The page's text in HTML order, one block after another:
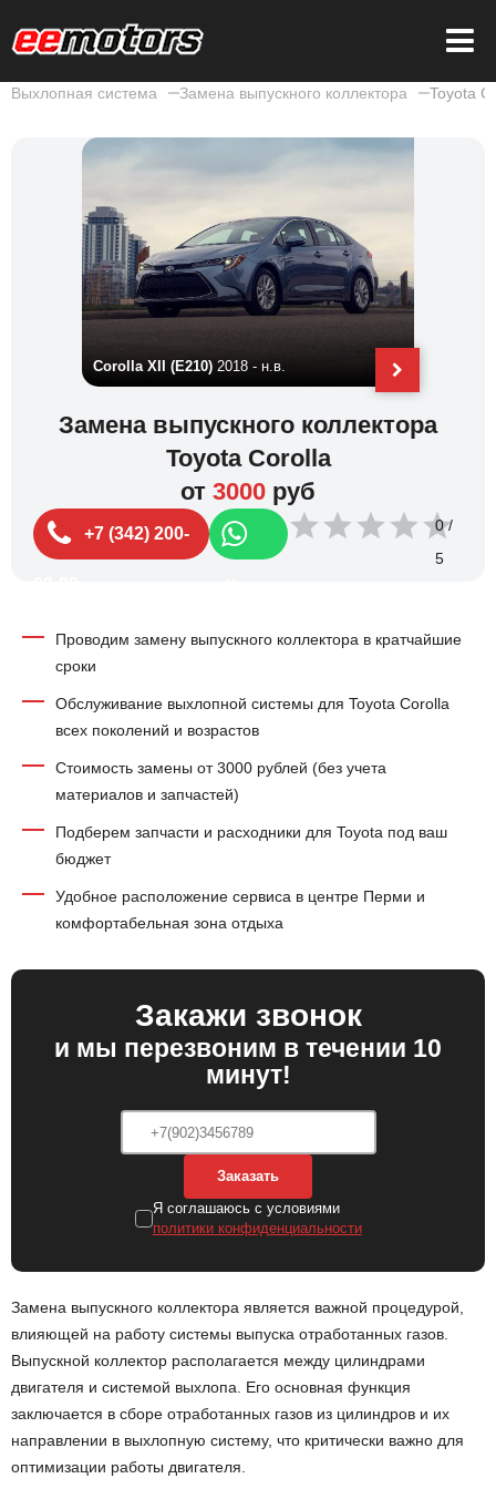
Выхлопная система Замена выпускного коллектора Toyota
Corolla XII (E210) 2018 - н.в.
Замена выпускного коллектора
Toyota Corolla
от 3000 руб
+7 (342) 200- 0
Проводим замену выпускного коллектора в кратчайшие
сроки
Обслуживание выхлопной системы для Toyota Corolla
всех поколений и возрастов
Стоимость замены от 3000 рублей (без учета
материалов и запчастей)
Подберем запчасти и расходники для Toyota под ваш
бюджет
Удобное расположение сервиса в центре Перми и
комфортабельная зона отдыха
Закажи звонок
и мы перезвоним в течении 10
минут!
Заказать
Я соглашаюсь с условиями
политики конфиденциальности
Замена выпускного коллектора является важной процедурой,
влияющей на работу системы выпуска отработанных газов.
Выпускной коллектор располагается между цилиндрами
двигателя и системой выхлопа. Его основная функция
заключается в сборе отработанных газов из цилиндров и их
направлении в выхлопную систему, что критически важно для
оптимизации работы двигателя.